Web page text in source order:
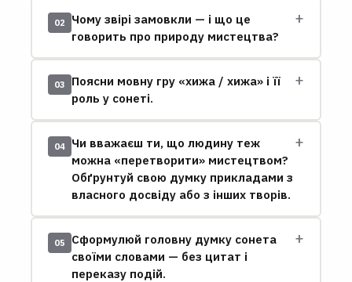
02
Чому звірі замовкли — і що це
говорить про природу мистецтва?
+
03
Поясни мовну гру «хижа / хижа» і її
роль у сонеті.
+
04 Чи вважаєш ти, що людину теж
можна «перетворити» мистецтвом?
Обґрунтуй свою думку прикладами з
власного досвіду або з інших творів.
+
05
Сформулюй головну думку сонета
своїми словами — без цитат і
переказу подій.
+